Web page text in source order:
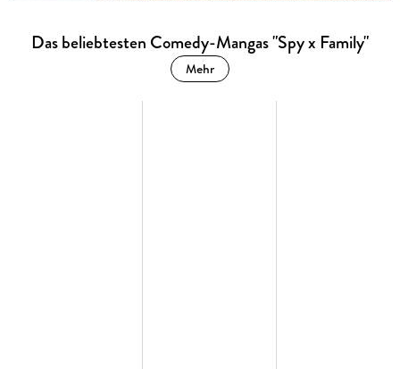
Das beliebtesten Comedy-Mangas "Spy x Family"
Mehr